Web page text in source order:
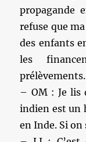
propagande
refuse que
des enfants
les
– OM : Je lis
indien est un
en Inde. Si